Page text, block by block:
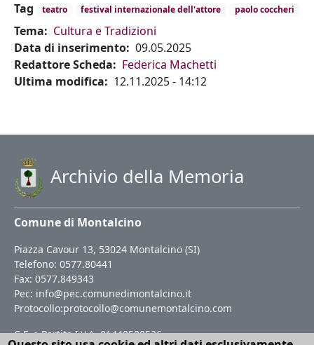
Tag
teatro festival internazionale dell'attore paolo coccheri
Tema
Cultura e Tradizioni
Data di inserimento 09.05.2025
Redattore Scheda
Federica Machetti
Ultima modifica
12.11.2025 - 14:12
Archivio della Memoria
Comune di Montalcino
Piazza Cavour 13, 53024 Montalcino (SI)
Telefono: 0577.80441
Fax: 0577.849343
Pec: info@pec.comunedimontalcino.it
Protocollo:protocollo@comunemontalcino.com
C.F. e Partita I.V.A. 01440500526